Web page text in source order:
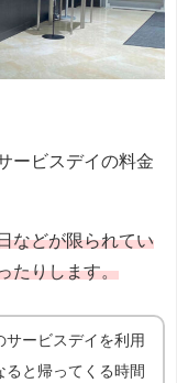
ービスデイの料金
などが限られてい
たりします。
サービスデイを利用
ると帰ってくる時間